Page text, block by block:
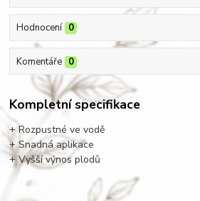
Hodnocení 0
Komentáře 0
Kompletní specifikace
+ Rozpustné ve vodě
+ Snadná aplikace
+ Vyšší výnos plodů